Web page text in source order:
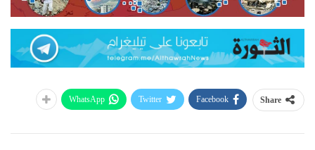
Share
Facebook
Twitter
WhatsApp